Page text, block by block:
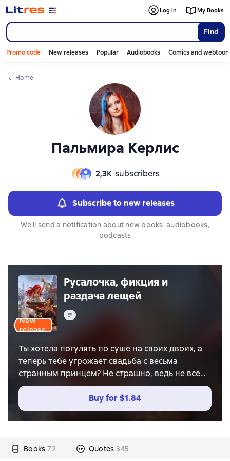
Find
Log in My Books
Promo code New releases Popular Audiobooks Comics and
Home
Пальмира Керлис
2,3К subscribers
Subscribe to new releases
We'll send a notification about new books, audiobooks,
podcasts
New
release
Русалочка, фикция и
раздача лещей
Text
Ты хотела погулять по суше на своих двоих, а
теперь тебе угрожает свадьба с весьма
странным принцем? Не страшно, ведь не все
русалочки одинаково безмолвны. Особенно
когда у них есть боевой лещ и внезапный муж.
Главное, не забыть о том, что он – фиктивный!
Buy for$1.84
Books 72 Quotes 345
Слайдер с книгами
Слайдер с книгами